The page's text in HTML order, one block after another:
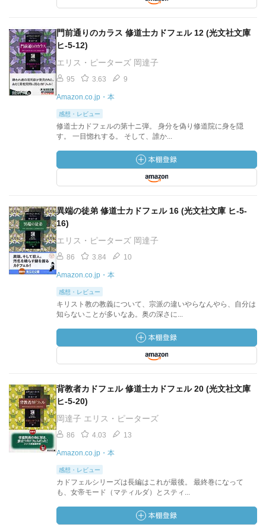
門前通りのカラス 修道士カドフェル 12 (光文社文庫
ヒ-5-12)
エリス・ピーターズ 岡達子
95 3.63 9
Amazon.co.jp・本
感想・レビュー
修道士カドフェルの第十ニ弾。 身分を偽り修道院に身を隠
す。 一目惚れする。 そして、誰か...
異端の徒弟 修道士カドフェル 16 (光文社文庫 ヒ-5-
16)
エリス・ピーターズ 岡達子
86 3.84 10
Amazon.co.jp・本
感想・レビュー
キリスト教の教義について、宗派の違いやらなんやら、自分は
知らないことが多いなあ。奥の深さに...
背教者カドフェル 修道士カドフェル 20 (光文社文庫
ヒ-5-20)
岡達子 エリス・ピーターズ
86 4.03 13
Amazon.co.jp・本
感想・レビュー
カドフェルシリーズは長編はこれが最後。 最終巻になって
も、女帝モード（マティルダ）とスティ...